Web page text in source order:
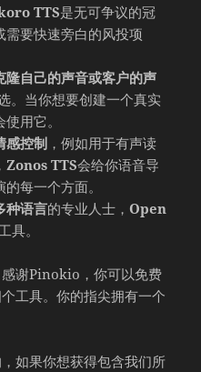
TTS是无可争议的冠
要快速旁白的风投项
隆自己的声音或客户的声
。当你想要创建一个真实
用它。
感控制 ，例如用于有声读
Zonos TTS会给你语音导
每一个方面。
种语言的专业人士，Open
具。
谢Pinokio，你可以免费
工具。你的指尖拥有一个
如果你想获得包含我们所